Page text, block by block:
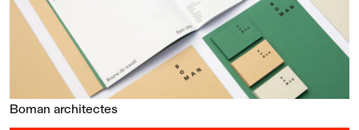
Boman architectes